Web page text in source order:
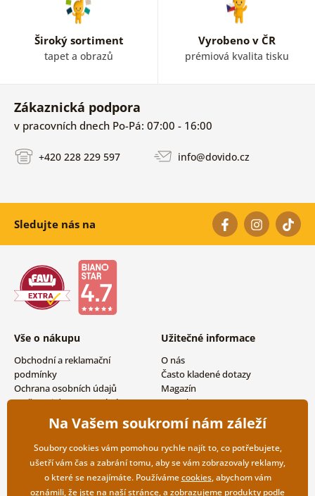
Široký sortiment
tapet a obrazů
Vyrobeno v ČR
prémiová kvalita tisku
Zákaznická podpora
v pracovních dnech Po-Pá: 07:00 - 16:00
+420 228 229 597 info@dovido.cz
Sledujte nás na
Vše o nákupu
Obchodní a reklamační
podmínky
Ochrana osobních údajů
Možnosti dopravy a platby
Vrácení zboží
Užitečné informace
O nás
Často kladené dotazy
Magazín
Kontakty
Velkoobchodní spolupráce
Na Vašem soukromí nám záleží
Soubory cookies vám pomohou rychle najít to, co potřebujete,
ušetří vám čas a zabrání tomu, aby se vám zobrazovaly reklamy,
o které se nezajímáte. Používámecookies, abychom vám
oznámili, že jste na naší stránce, a zobrazujeme produkty podle